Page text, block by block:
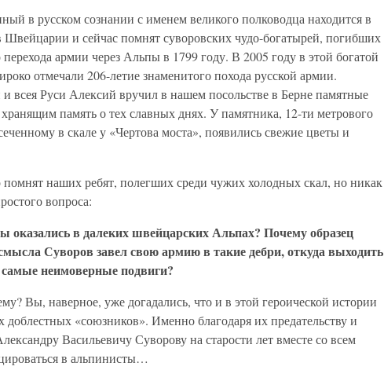
в русском сознании с именем великого полководца находится в
и сейчас помнят суворовских чудо-богатырей, погибших
перехода армии через Альпы в 1799 году. В 2005 году в этой богатой
отмечали 206-летие знаменитого похода русской армии.
всея Руси Алексий вручил в нашем посольстве в Берне памятные
память о тех славных днях. У памятника, 12-ти метрового
в скале у «Чертова моста», появились свежие цветы и
наших ребят, полегших среди чужих холодных скал, но никак
вопроса:
оказались в далеких швейцарских Альпах? Почему образец
Суворов завел свою армию в такие дебри, откуда выходить
неимоверные подвиги?
Вы, наверное, уже догадались, что и в этой героической истории
«союзников». Именно благодаря их предательству и
Васильевичу Суворову на старости лет вместе со всем
в альпинисты…